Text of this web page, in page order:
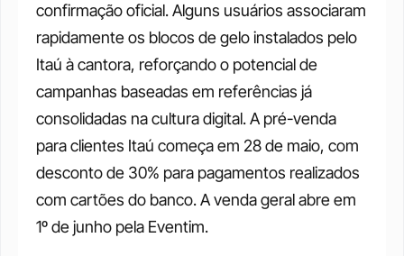
confirmação oficial. Alguns usuários associaram
rapidamente os blocos de gelo instalados pelo
Itaú à cantora, reforçando o potencial de
campanhas baseadas em referências já
consolidadas na cultura digital. A pré-venda
para clientes Itaú começa em 28 de maio, com
desconto de 30% para pagamentos realizados
com cartões do banco. A venda geral abre em
1º de junho pela Eventim.